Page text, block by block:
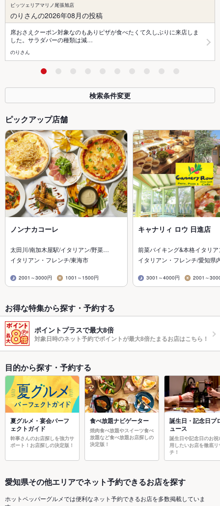
ピッツェリアマリノ尾張旭店
のりさんの2026年08月の投稿
席おさえクーポン対象なのもありピザが食べたくて久しぶりに来店しま
した。サラダバーの種類は減…
のりさん
検索条件変更
ピックアップ店舗
ノンナカコーレ
太田川/南加木屋駅/イタリアン/野菜…
イタリアン・フレンチ/東海市
2001～3000円 1001～1500円
キャナリィ ロウ 日進店
前菜バイキング&本格イタリ
イタリアン・フレンチ/愛知県
3001～4000円 2001～
お得な特集から探す・予約する
ポイントプラスで最大8倍
対象日時のネット予約でポイントが最大8倍たまるお店はこちら！
目的から探す・予約する
夏グルメ・宴会パーフ
ェクトガイド
幹事さんのお店探しを強力サ
ポート！お店探しの決定版！
食べ放題ナビゲーター
焼肉食べ放題やスイーツ食べ
放題など食べ放題お店探しの
決定版！
誕生日・記念日プ
ュース
誕生日や記念日のお祝
用したいお店を徹底リ
チ！
愛知県その他エリアでネット予約できるお店を探す
ホットペッパーグルメでは便利なネット予約できるお店を多数掲載していま